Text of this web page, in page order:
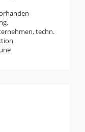
techn.